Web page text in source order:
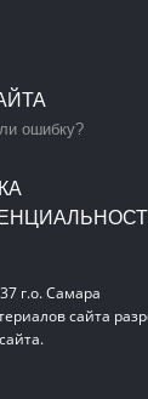
ошибку?
г.о. Самара
сайта